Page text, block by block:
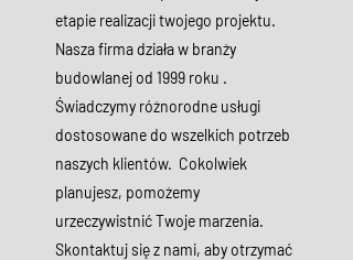
etapie realizacji twojego projektu.
Nasza firma działa w branży
budowlanej od 1999 roku .
Świadczymy różnorodne usługi
dostosowane do wszelkich potrzeb
naszych klientów. Cokolwiek
planujesz, pomożemy
urzeczywistnić Twoje marzenia.
Skontaktuj się z nami, aby otrzymać